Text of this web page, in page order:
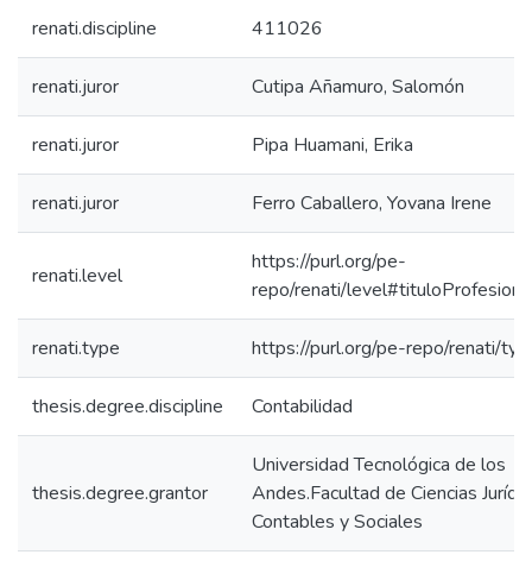
renati.discipline 411026
renati.juror Cutipa Añamuro, Salomón
renati.juror Pipa Huamani, Erika
renati.juror Ferro Caballero, Yovana Irene
renati.level
https://purl.org/pe-
repo/renati/
renati.type https://purl.org/pe-repo/renati/
thesis.degree.discipline Contabilidad
thesis.degree.grantor
Universidad Tecnológica de los
Andes.Facultad de Ciencias
Contables y Sociales